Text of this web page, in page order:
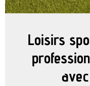
Loisirs
avec